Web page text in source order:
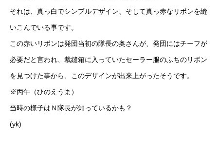
それは、真っ白でシンプルデザイン、そして真っ赤なリボンを縫
いこんでいる事です。
この赤いリボンは発団当初の隊長の奥さんが、発団にはチーフが
必要だと言われ、裁縫箱に入っていたセーラー服のふちのリボン
を見つけた事から、このデザインが出来上がったそうです。
※丙午（ひのえうま）
当時の様子はＮ隊長が知っているかも？
(yk)